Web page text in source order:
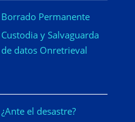
Borrado Permanente
Custodia y Salvaguarda
de datos Onretrieval
¿Ante el desastre?